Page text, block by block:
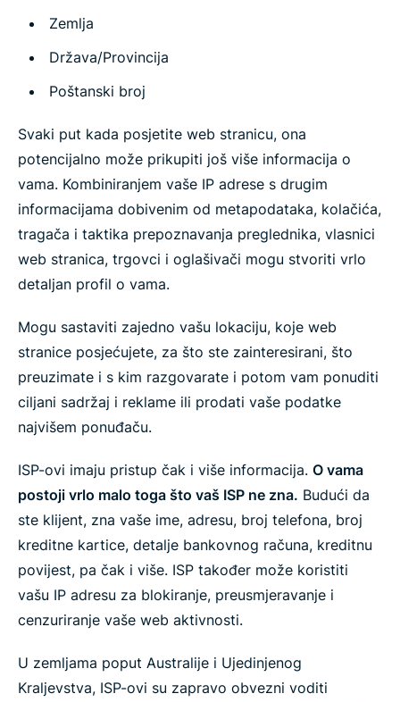
Zemlja
Država/Provincija
Poštanski broj
Svaki put kada posjetite web stranicu, ona
potencijalno može prikupiti još više informacija o
vama. Kombiniranjem vaše IP adrese s drugim
informacijama dobivenim od metapodataka, kolačića,
tragača i taktika prepoznavanja preglednika, vlasnici
web stranica, trgovci i oglašivači mogu stvoriti vrlo
detaljan profil o vama.
Mogu sastaviti zajedno vašu lokaciju, koje web
stranice posjećujete, za što ste zainteresirani, što
preuzimate i s kim razgovarate i potom vam ponuditi
ciljani sadržaj i reklame ili prodati vaše podatke
najvišem ponuđaču.
ISP-ovi imaju pristup čak i više informacija. O vama
postoji vrlo malo toga što vaš ISP ne zna. Budući da
ste klijent, zna vaše ime, adresu, broj telefona, broj
kreditne kartice, detalje bankovnog računa, kreditnu
povijest, pa čak i više. ISP također može koristiti
vašu IP adresu za blokiranje, preusmjeravanje i
cenzuriranje vaše web aktivnosti.
U zemljama poput Australije i Ujedinjenog
Kraljevstva, ISP-ovi su zapravo obvezni voditi